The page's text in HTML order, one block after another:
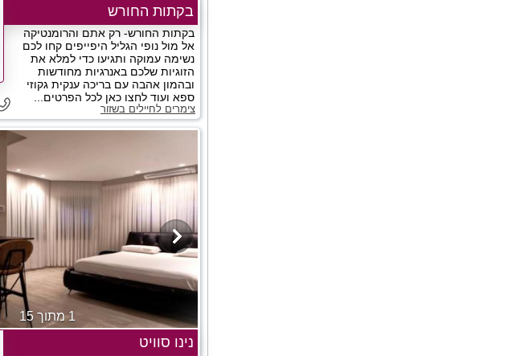
בקתות החורש
בקתות החורש- רק אתם והרומנטיקה
אל מול נופי הגליל היפייפים קחו לכם
נשימה עמוקה ותגיעו כדי למלא את
הזוגיות שלכם באנרגיות מחודשות
ובהמון אהבה עם בריכה ענקית גקוזי
ספא ועוד לחצו כאן לכל הפרטים...
צימרים לחיילים בשזור
1 מתוך 15
נינו סוויט